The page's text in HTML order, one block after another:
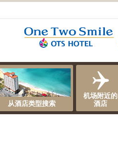
从酒店类型搜索
机场附近的
酒店